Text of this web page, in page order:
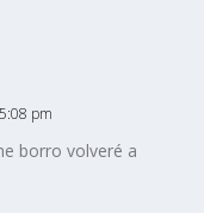
pm
borro volveré a